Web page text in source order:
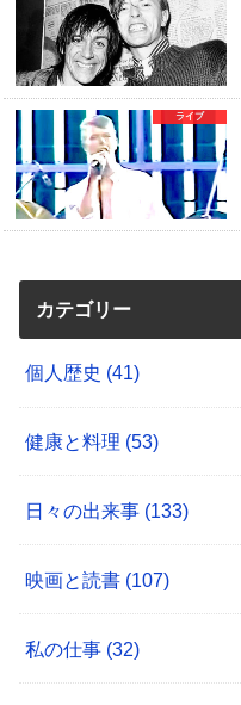
ライブ
カテゴリー
個人歴史 (41)
健康と料理 (53)
日々の出来事 (133)
映画と読書 (107)
私の仕事 (32)